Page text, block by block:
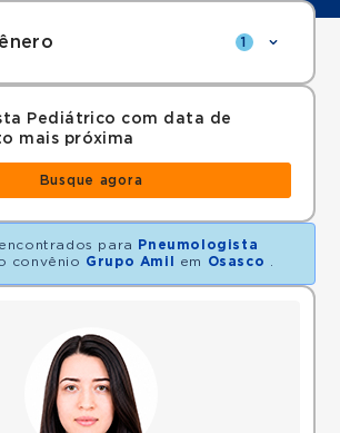
1
Pediátrico com data de
mais próxima
Busque agora
para
Pneumologista
convênio Grupo Amil em Osasco